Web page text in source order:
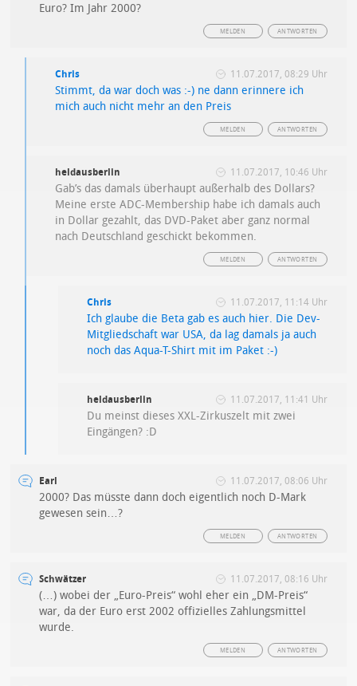
Euro? Im Jahr 2000?
ANTWORTEN
MELDEN
Chris 11.07.2017, 08:29 Uhr
Stimmt, da war doch was :-) ne dann erinnere ich
mich auch nicht mehr an den Preis
ANTWORTEN
MELDEN
heldausberlin 11.07.2017, 10:46 Uhr
Gab’s das damals überhaupt außerhalb des Dollars?
Meine erste ADC-Membership habe ich damals auch
in Dollar gezahlt, das DVD-Paket aber ganz normal
nach Deutschland geschickt bekommen.
ANTWORTEN
MELDEN
Chris 11.07.2017, 11:14 Uhr
Ich glaube die Beta gab es auch hier. Die Dev-
Mitgliedschaft war USA, da lag damals ja auch
noch das Aqua-T-Shirt mit im Paket :-)
heldausberlin 11.07.2017, 11:41 Uhr
Du meinst dieses XXL-Zirkuszelt mit zwei
Eingängen? :D
Earl 11.07.2017, 08:06 Uhr
2000? Das müsste dann doch eigentlich noch D-Mark
gewesen sein…?
ANTWORTEN
MELDEN
Schwätzer 11.07.2017, 08:16 Uhr
(…) wobei der „Euro-Preis“ wohl eher ein „DM-Preis“
war, da der Euro erst 2002 offizielles Zahlungsmittel
wurde.
ANTWORTEN
MELDEN